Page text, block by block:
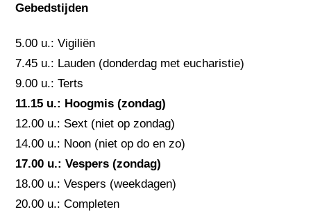
Gebedstijden
5.00 u.: Vigiliën
7.45 u.: Lauden (donderdag met eucharistie)
9.00 u.: Terts
11.15 u.: Hoogmis (zondag)
12.00 u.: Sext (niet op zondag)
14.00 u.: Noon (niet op do en zo)
17.00 u.: Vespers (zondag)
18.00 u.: Vespers (weekdagen)
20.00 u.: Completen